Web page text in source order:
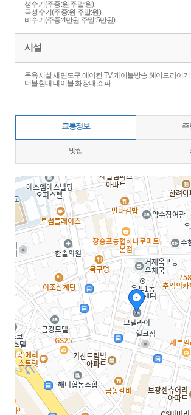
성수기(주중:원 주말:원)
극성수기(주중:원 주말:원)
비수기(주중:4만원 주말:5만원)
시설
목욕시설 세면도구 에어컨 TV 케이블방송 헤어드라이
더블침대 테이블 화장대 쇼파
교통정보 주
맛집
지도삽입 (가로100%)